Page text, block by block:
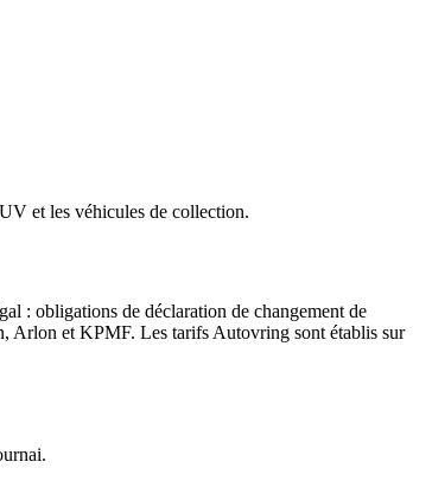
et les véhicules de collection.
: obligations de déclaration de changement de
Arlon et KPMF. Les tarifs Autovring sont établis sur